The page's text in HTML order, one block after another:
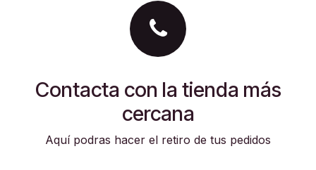
Contacta con la tienda más
cercana
Aquí podras hacer el retiro de tus pedidos